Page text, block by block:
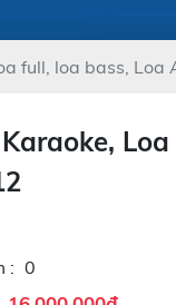
full, loa bass, Loa
: 0